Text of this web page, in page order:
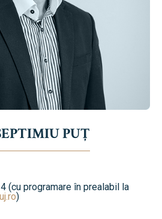
PUȚ
(cu programare în prealabil la
)